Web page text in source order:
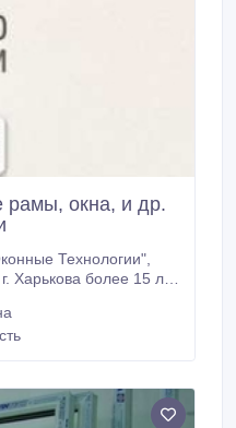
рамы, окна, и др.
Технологии",
Харькова более 15 лет,
с